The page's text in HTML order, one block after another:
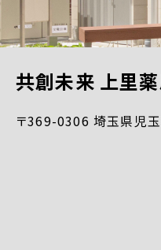
共創未来 上里
〒369-0306 埼玉県児